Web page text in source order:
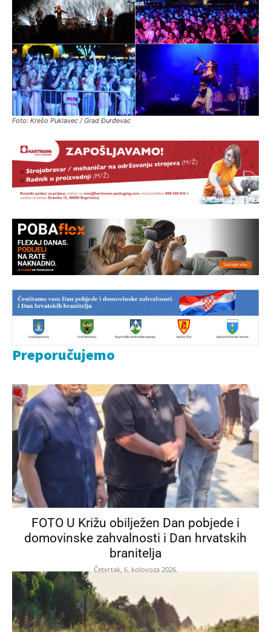
Foto: Krešo Puklavec / Grad Đurđevac
Preporučujemo
FOTO U Križu obilježen Dan pobjede i
domovinske zahvalnosti i Dan hrvatskih
branitelja
Četvrtak, 6. kolovoza 2026.